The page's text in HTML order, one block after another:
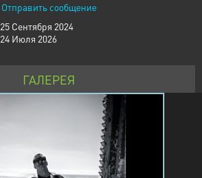
Отправить сообщение
25 Сентября 2024
24 Июля 2026
ГАЛЕРЕЯ